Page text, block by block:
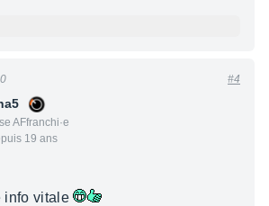
AFfranchi·e
19 ans
#4
info vitale